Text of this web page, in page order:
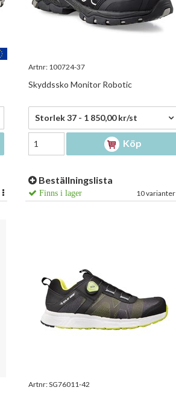
Artnr: 100724-37
Skyddssko Monitor Robotic
1 850,00 kr/st
Storlek 37 - 1 850,00 kr/st
Köp
Beställningslista
Finns i lager 10 varianter
Artnr:SG76011-42